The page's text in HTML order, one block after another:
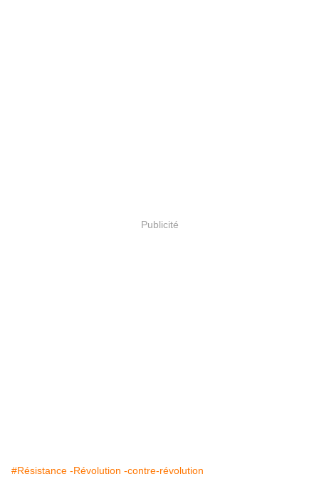
Publicité
#Résistance -Révolution -contre-révolution